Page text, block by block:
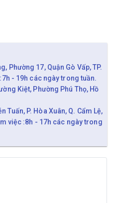
Phường 17, Quận Gò Vấp, TP.
- 19h các ngày trong tuần.
Kiệt, Phường Phú Thọ, Hồ
Tuấn, P. Hòa Xuân, Q. Cẩm Lệ,
việc :8h - 17h các ngày trong